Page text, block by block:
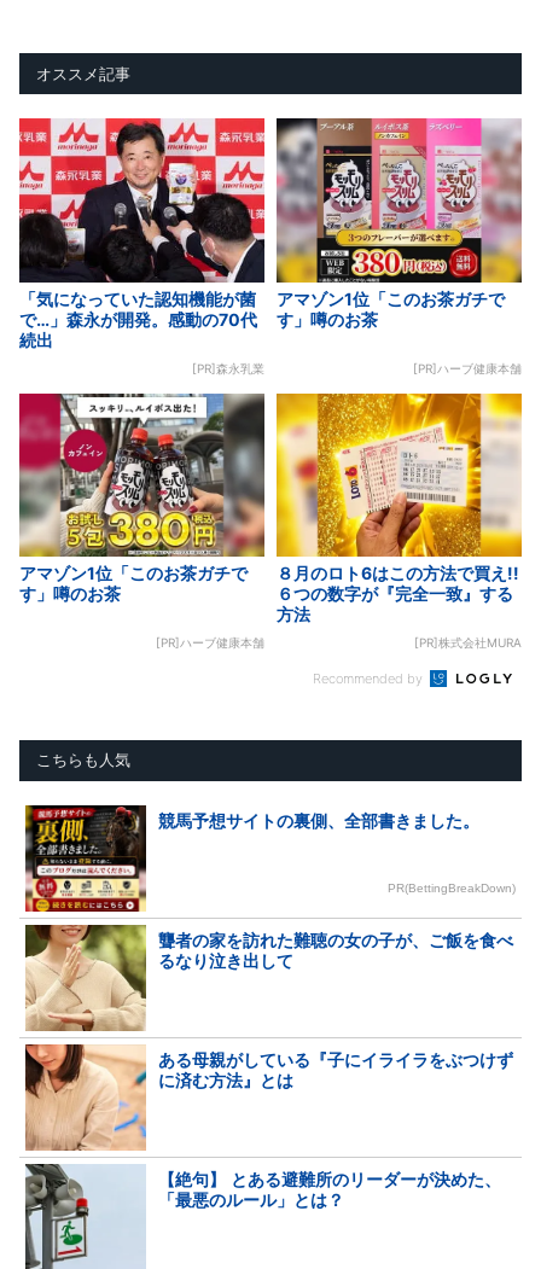
オススメ記事
「気になっていた認知機能が菌
で…」森永が開発。感動の70代
続出
[PR]森永乳業
アマゾン1位「このお茶ガチで
す」噂のお茶
[PR]ハーブ健康本舗
アマゾン1位「このお茶ガチで
す」噂のお茶
[PR]ハーブ健康本舗
８月のロト6はこの方法で買え!!
６つの数字が『完全一致』する
方法
[PR]株式会社MURA
Recommended by
こちらも人気
競馬予想サイトの裏側、全部書きました。
PR(BettingBreakDown)
聾者の家を訪れた難聴の女の子が、ご飯を食べ
るなり泣き出して
ある母親がしている『子にイライラをぶつけず
に済む方法』とは
【絶句】 とある避難所のリーダーが決めた、
「最悪のルール」とは？